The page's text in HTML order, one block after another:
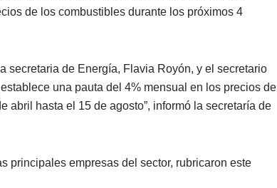
de los combustibles durante los próximos 4
secretaria de Energía, Flavia Royón, y el secretario
una pauta del 4% mensual en los precios de
abril hasta el 15 de agosto”, informó la secretaría de
principales empresas del sector, rubricaron este